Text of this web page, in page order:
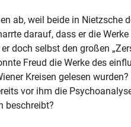
ab, weil beide in Nietzsche
darauf, dass er die
doch selbst den großen
Freud die Werke des
Kreisen gelesen
vor ihm die
beschreibt?